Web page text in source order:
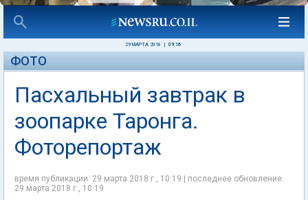
29 МАРТА 2018 09:16
ФОТО
Пасхальный завтрак в
зоопарке Таронга.
Фоторепортаж
время публикации: 29 марта 2018 г., 10:19 | последнее обновление:
29 марта 2018 г., 10:19